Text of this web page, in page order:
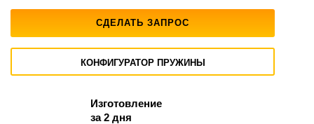
СДЕЛАТЬ ЗАПРОС
КОНФИГУРАТОР ПРУЖИНЫ
Изготовление
за 2 дня